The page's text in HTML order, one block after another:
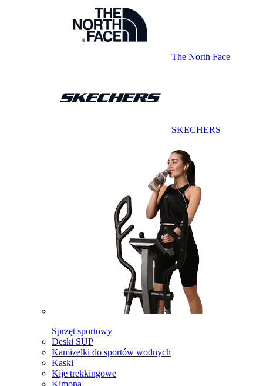
The North Face
SKECHERS
Sprzęt sportowy
Deski SUP
Kamizelki do sportów wodnych
Kaski
Kije trekkingowe
Kimona